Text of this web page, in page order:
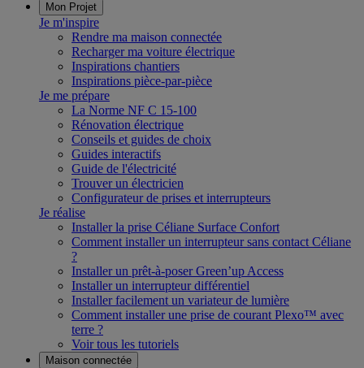
Mon Projet
Je m'inspire
Rendre ma maison connectée
Recharger ma voiture électrique
Inspirations chantiers
Inspirations pièce-par-pièce
Je me prépare
La Norme NF C 15-100
Rénovation électrique
Conseils et guides de choix
Guides interactifs
Guide de l'électricité
Trouver un électricien
Configurateur de prises et interrupteurs
Je réalise
Installer la prise Céliane Surface Confort
Comment installer un interrupteur sans contact Céliane
?
Installer un prêt-à-poser Green’up Access
Installer un interrupteur différentiel
Installer facilement un variateur de lumière
Comment installer une prise de courant Plexo™ avec
terre ?
Voir tous les tutoriels
Maison connectée